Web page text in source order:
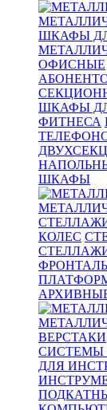
ШКАФЫ
ОФИСНЫЕ
ШКАФЫ
ФИТНЕСА
ШКАФЫ
КОЛЕС
ВЕРСТАКИ
СИСТЕМЫ
ДЛЯ